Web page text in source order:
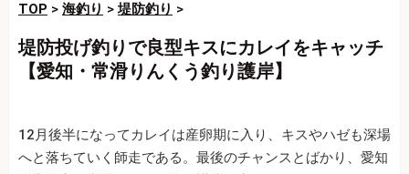
TOP > 海釣り >堤防釣り >
堤防投げ釣りで良型キスにカレイをキャッチ
【愛知・常滑りんくう釣り護岸】
12月後半になってカレイは産卵期に入り、キスやハゼも深場
へと落ちていく師走である。最後のチャンスとばかり、愛知